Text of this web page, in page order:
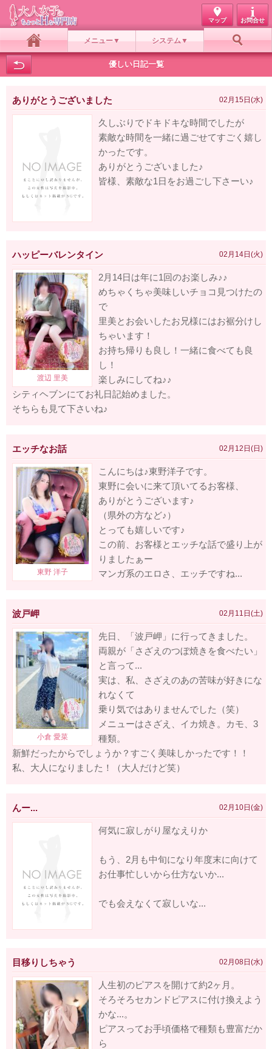
マップ お問合せ
ホーム
メニュー システム
優しい日記一覧
ありがとうございました 02月15日(水)
久しぶりでドキドキな時間でしたが
素敵な時間を一緒に過ごせてすごく嬉し
かったです。
ありがとうございました♪
皆様、素敵な1日をお過ごし下さーい♪
ハッピーバレンタイン 02月14日(火)
2月14日は年に1回のお楽しみ♪♪
めちゃくちゃ美味しいチョコ見つけたの
で
里美とお会いしたお兄様にはお裾分けし
ちゃいます！
お持ち帰りも良し！一緒に食べても良
し！
楽しみにしてね♪♪
シティヘブンにてお礼日記始めました。
そちらも見て下さいね♪
エッチなお話 02月12日(日)
こんにちは♪東野洋子です。
東野に会いに来て頂いてるお客様、
ありがとうございます♪
（県外の方など♪）
とっても嬉しいです♪
この前、お客様とエッチな話で盛り上が
りましたぁー
マンガ系のエロさ、エッチですね...
波戸岬 02月11日(土)
先日、「波戸岬」に行ってきました。
両親が「さざえのつぼ焼きを食べたい」
と言って...
実は、私、さざえのあの苦味が好きにな
れなくて
乗り気ではありませんでした（笑）
メニューはさざえ、イカ焼き。カモ、3
種類。
新鮮だったからでしょうか？すごく美味しかったです！！
私、大人になりました！（大人だけど笑）
んー... 02月10日(金)
何気に寂しがり屋なえりか
もう、2月も中旬になり年度末に向けて
お仕事忙しいから仕方ないか...
でも会えなくて寂しいな...
目移りしちゃう 02月08日(水)
人生初のピアスを開けて約2ヶ月。
そろそろセカンドピアスに付け換えよう
かな...。
ピアスってお手頃価格で種類も豊富だか
ら